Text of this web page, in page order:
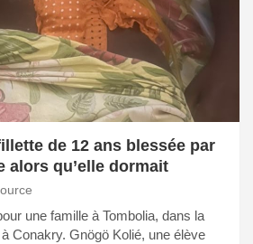
de 12 ans blessée par
alors qu’elle dormait
une famille à Tombolia, dans la
Conakry. Gnögö Kolié, une élève